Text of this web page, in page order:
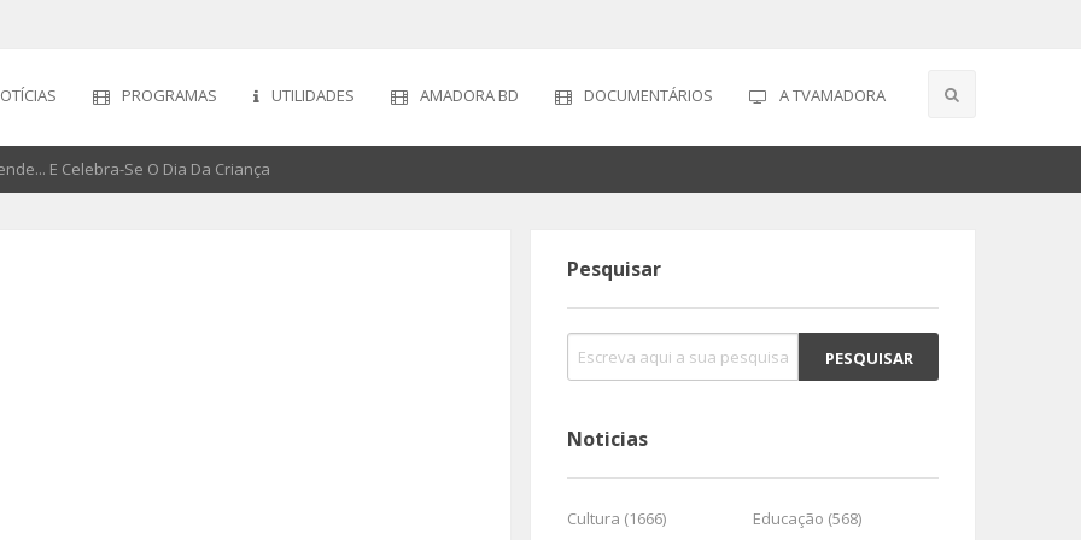
PROGRAMAS UTILIDADES AMADORA BD DOCUMENTÁRIOS A TVAMADORA
E Celebra-Se O Dia Da Criança
Pesquisar
Noticias
Cultura (1666)
Educação (568)